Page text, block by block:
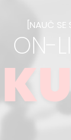
[NAUČ
ON-